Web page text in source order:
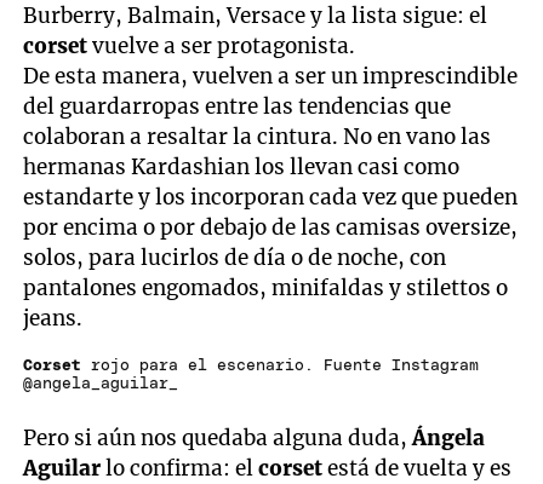
Burberry, Balmain, Versace y la lista sigue: el
corsetvuelve a ser protagonista.
De esta manera, vuelven a ser un imprescindible
del guardarropas entre las tendencias que
colaboran a resaltar la cintura. No en vano las
hermanas Kardashian los llevan casi como
estandarte y los incorporan cada vez que pueden
por encima o por debajo de las camisas oversize,
solos, para lucirlos de día o de noche, con
pantalones engomados, minifaldas y stilettos o
jeans.
Corsetrojo para el escenario. Fuente Instagram
@angela_aguilar_
Pero si aún nos quedaba alguna duda,Ángela
Aguilarlo confirma: elcorsetestá de vuelta y es